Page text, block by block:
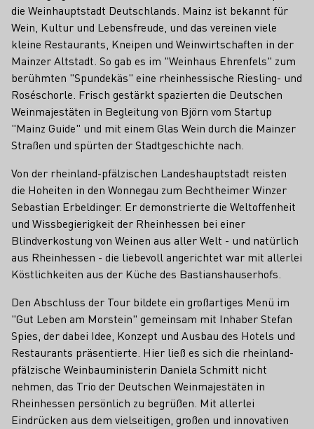
die Weinhauptstadt Deutschlands. Mainz ist bekannt für
Wein, Kultur und Lebensfreude, und das vereinen viele
kleine Restaurants, Kneipen und Weinwirtschaften in der
Mainzer Altstadt. So gab es im "Weinhaus Ehrenfels" zum
berühmten "Spundekäs" eine rheinhessische Riesling- und
Roséschorle. Frisch gestärkt spazierten die Deutschen
Weinmajestäten in Begleitung von Björn vom Startup
"Mainz Guide" und mit einem Glas Wein durch die Mainzer
Straßen und spürten der Stadtgeschichte nach.
Von der rheinland-pfälzischen Landeshauptstadt reisten
die Hoheiten in den Wonnegau zum Bechtheimer Winzer
Sebastian Erbeldinger. Er demonstrierte die Weltoffenheit
und Wissbegierigkeit der Rheinhessen bei einer
Blindverkostung von Weinen aus aller Welt - und natürlich
aus Rheinhessen - die liebevoll angerichtet war mit allerlei
Köstlichkeiten aus der Küche des Bastianshauserhofs.
Den Abschluss der Tour bildete ein großartiges Menü im
"Gut Leben am Morstein" gemeinsam mit Inhaber Stefan
Spies, der dabei Idee, Konzept und Ausbau des Hotels und
Restaurants präsentierte. Hier ließ es sich die rheinland-
pfälzische Weinbauministerin Daniela Schmitt nicht
nehmen, das Trio der Deutschen Weinmajestäten in
Rheinhessen persönlich zu begrüßen. Mit allerlei
Eindrücken aus dem vielseitigen, großen und innovativen